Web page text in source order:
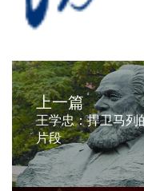
上一篇
王学忠：捍卫马
片段